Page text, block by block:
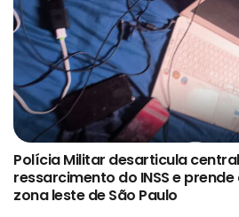
Polícia Militar desarticula
ressarcimento do INSS e
zona leste de São Paulo